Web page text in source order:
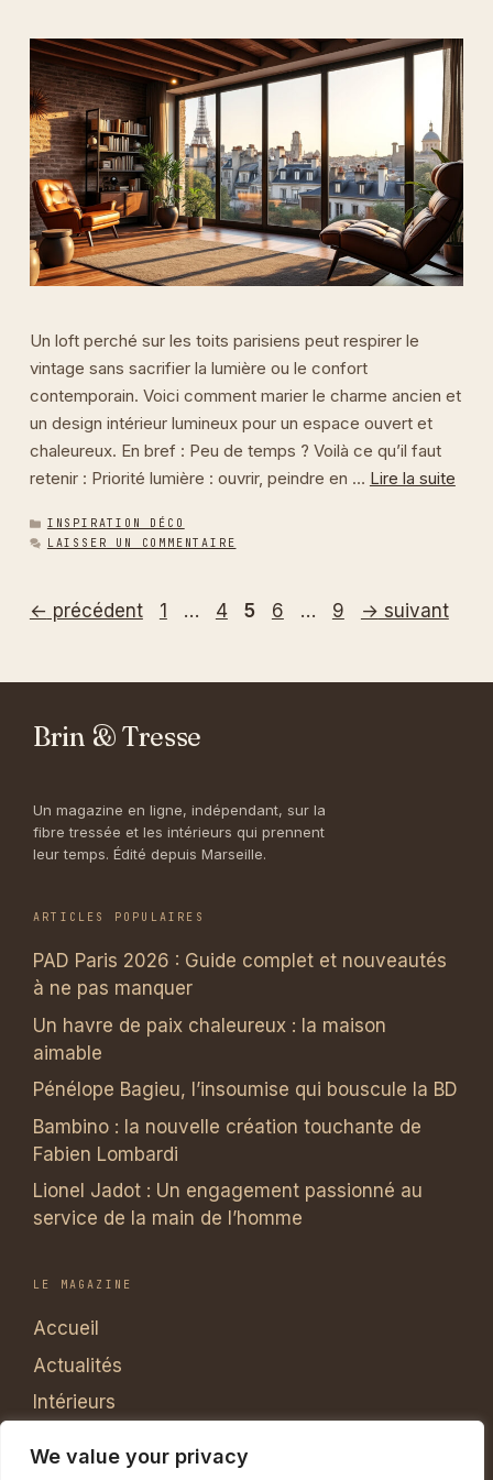
We value your privacy
Un loft perché sur les toits parisiens peut respirer le
vintage sans sacrifier la lumière ou le confort
contemporain. Voici comment marier le charme ancien et
un design intérieur lumineux pour un espace ouvert et
chaleureux. En bref : Peu de temps ? Voilà ce qu’il faut
retenir : Priorité lumière : ouvrir, peindre en … Lire la suite
CATÉGORIES
INSPIRATION DÉCO
LAISSER UN COMMENTAIRE
← précédent Page
1 … Page
4 Page
5 Page
6 … Page
9 → suivant
Brin & Tresse
Un magazine en ligne, indépendant, sur la
fibre tressée et les intérieurs qui prennent
leur temps. Édité depuis Marseille.
ARTICLES POPULAIRES
PAD Paris 2026 : Guide complet et nouveautés
à ne pas manquer
Un havre de paix chaleureux : la maison
aimable
Pénélope Bagieu, l’insoumise qui bouscule la BD
Bambino : la nouvelle création touchante de
Fabien Lombardi
Lionel Jadot : Un engagement passionné au
service de la main de l’homme
LE MAGAZINE
Accueil
Actualités
Intérieurs